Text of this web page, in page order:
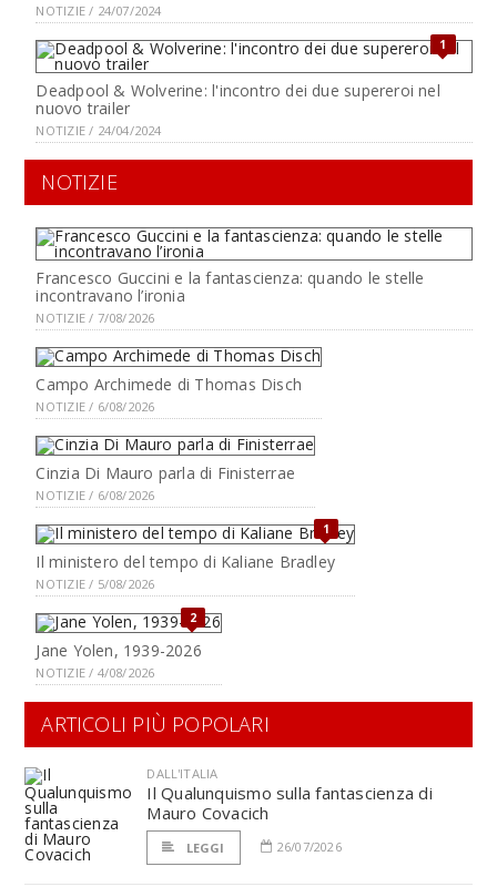
NOTIZIE / 24/07/2024
1
Deadpool & Wolverine: l'incontro dei due supereroi nel
nuovo trailer
NOTIZIE / 24/04/2024
NOTIZIE
Francesco Guccini e la fantascienza: quando le stelle
incontravano l’ironia
NOTIZIE / 7/08/2026
Campo Archimede di Thomas Disch
NOTIZIE / 6/08/2026
Cinzia Di Mauro parla di Finisterrae
NOTIZIE / 6/08/2026
1
Il ministero del tempo di Kaliane Bradley
NOTIZIE / 5/08/2026
2
Jane Yolen, 1939-2026
NOTIZIE / 4/08/2026
ARTICOLI PIÙ POPOLARI
DALL'ITALIA
Il Qualunquismo sulla fantascienza di
Mauro Covacich
LEGGI 26/07/2026